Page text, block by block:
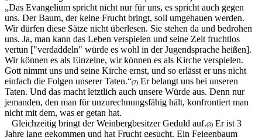
„Das Evangelium spricht nicht nur für uns, es spricht auch gegen
uns. Der Baum, der keine Frucht bringt, soll umgehauen werden.
Wir dürfen diese Sätze nicht überlesen. Sie stehen da und bedrohen
uns. Ja, man kann das Leben verspielen und seine Zeit fruchtlos
vertun ["verdaddeln" würde es wohl in der Jugend­sprache heißen].
Wir können es als Einzelne, wir können es als Kirche verspielen.
Gott nimmt uns und seine Kirche ernst, und so erlässt er uns nicht
einfach die Folgen unserer Taten.“(2) Er belangt uns bei unseren
Taten. Und das macht letztlich auch unsere Würde aus. Denn nur
jemanden, den man für unzurech­nungs­fähig hält, konfrontiert man
nicht mit dem, was er getan hat.
Gleichzeitig bringt der Weinbergbesitzer Geduld auf.(3) Er ist 3
Jahre lang gekommen und hat Frucht gesucht. Ein Feigenbaum